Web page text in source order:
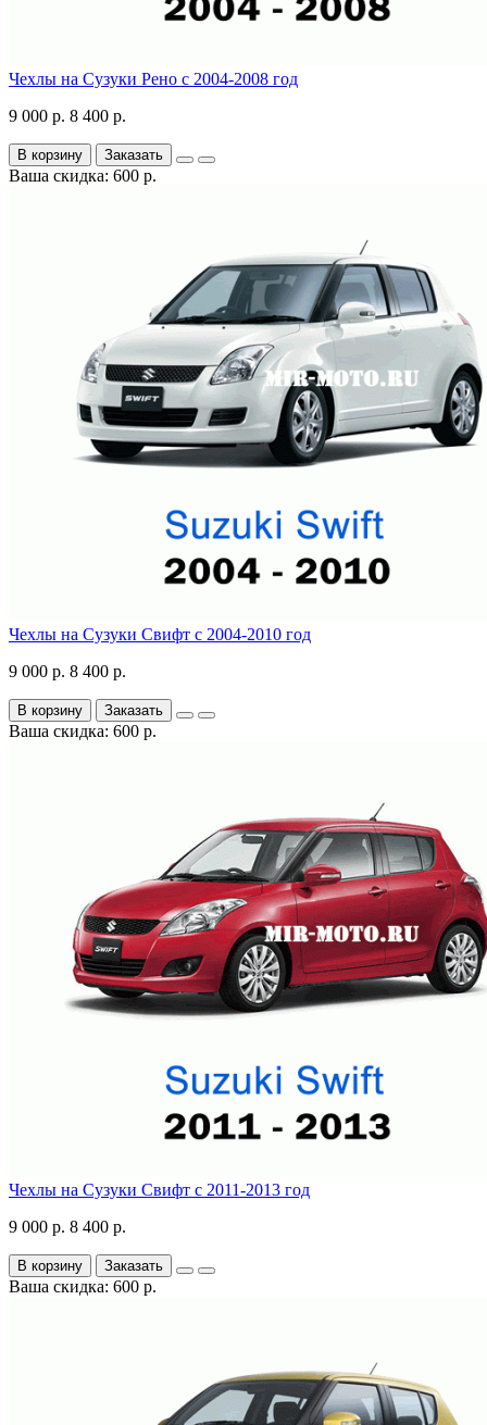
Чехлы на Сузуки Рено с 2004-2008 год
9 000 р. 8 400 р.
В корзину Заказать
Ваша скидка: 600 р.
Чехлы на Сузуки Свифт с 2004-2010 год
9 000 р. 8 400 р.
В корзину Заказать
Ваша скидка: 600 р.
Чехлы на Сузуки Свифт с 2011-2013 год
9 000 р. 8 400 р.
В корзину Заказать
Ваша скидка: 600 р.